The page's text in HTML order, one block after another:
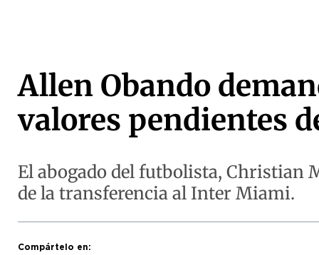
Allen Obando
valores pendientes
El abogado del futbolista, Christian
de la transferencia al Inter Miami.
Compártelo en: